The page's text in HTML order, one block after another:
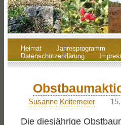
Heimat Jahresprogramm
Datenschutzerklärung
Susanne Keitemeier
Die diesjährige